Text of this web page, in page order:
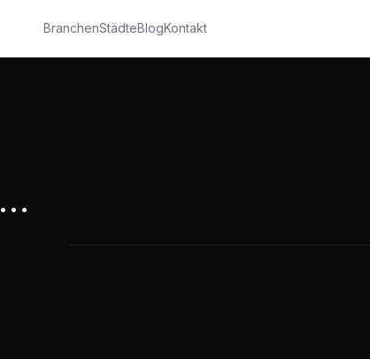
BranchenStädteBlogKontakt
St.Elisabeth & St.Aegidius